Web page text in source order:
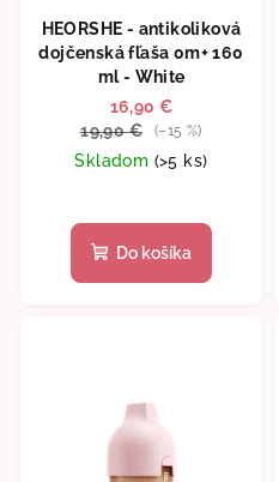
HEORSHE - antikoliková
dojčenská fľaša 0m+ 160
ml - White
16,90 €
19,90 €
(–15 %)
Skladom (>5 ks)
Do košíka